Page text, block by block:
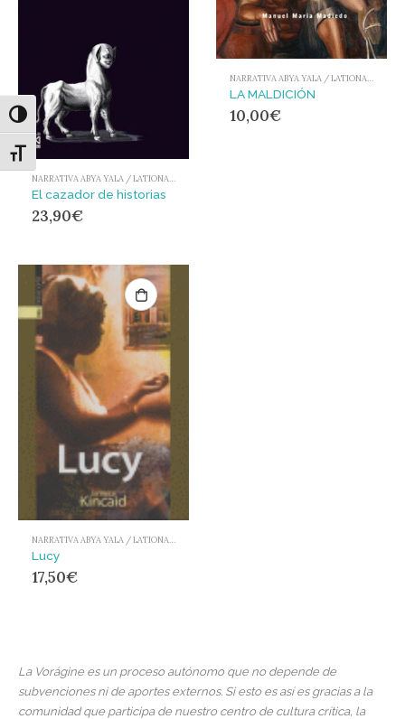
Alternar alto contraste
Alternar tamaño de letra
NARRATIVA ABYA YALA / LATIONAMÉRICA Y EL CARIBE
El cazador de historias
23,90€
NARRATIVA ABYA YALA / LATIONAMÉRICA Y EL CARIBE
LA MALDICIÓN
10,00€
NARRATIVA ABYA YALA / LATIONAMÉRICA Y EL CARIBE
Lucy
17,50€
La Vorágine es un proceso autónomo que no depende de
subvenciones ni de aportes externos. Si esto es así es gracias a la
comunidad que participa de nuestro centro de cultura crítica, la